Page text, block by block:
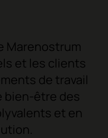
Marenostrum
et les clients
de travail
bien-être des
et en